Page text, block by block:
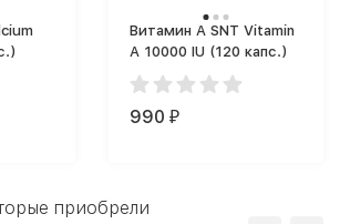
Витамин A SNT Vitamin
A 10000 IU (120 капс.)
990 ₽
приобрели